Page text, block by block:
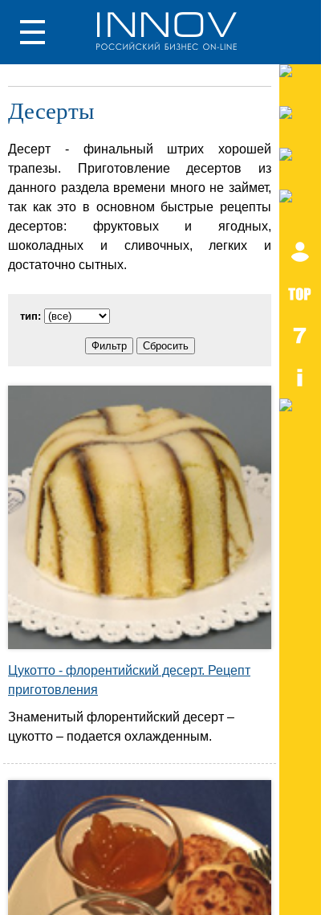
Десерты
Десерт - финальный штрих хорошей
трапезы. Приготовление десертов из
данного раздела времени много не займет,
так как это в основном быстрые рецепты
десертов: фруктовых и ягодных,
шоколадных и сливочных, легких и
достаточно сытных.
тип:
Цукотто - флорентийский десерт. Рецепт
приготовления
Знаменитый флорентийский десерт –
цукотто – подается охлажденным.